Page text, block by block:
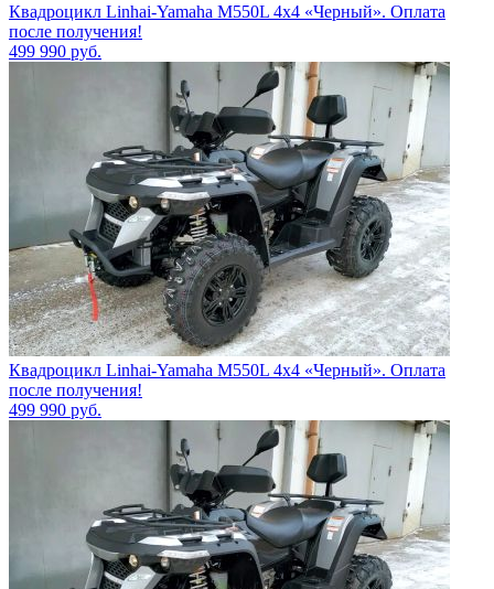
Квадроцикл Linhai-Yamaha M550L 4x4 «Черный». Оплата
после получения!
499 990 руб.
Квадроцикл Linhai-Yamaha M550L 4x4 «Черный». Оплата
после получения!
499 990 руб.